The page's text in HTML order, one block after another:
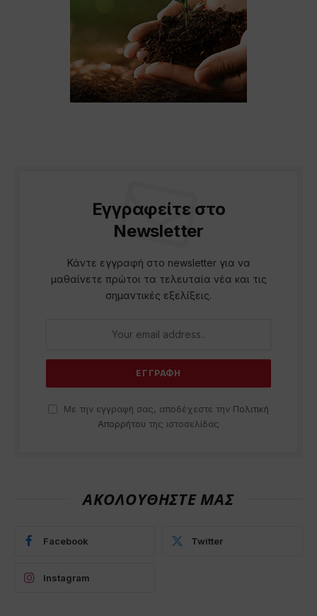
Εγγραφείτε στο
Newsletter
Κάντε εγγραφή στο newsletter για να
μαθαίνετε πρώτοι τα τελευταία νέα και τις
σημαντικές εξελίξεις.
Με την εγγραφή σας, αποδέχεστε την Πολιτική
Απορρήτου της ιστοσελίδας
ΑΚΟΛΟΥΘΗΣΤΕ ΜΑΣ
Facebook Twitter
Instagram